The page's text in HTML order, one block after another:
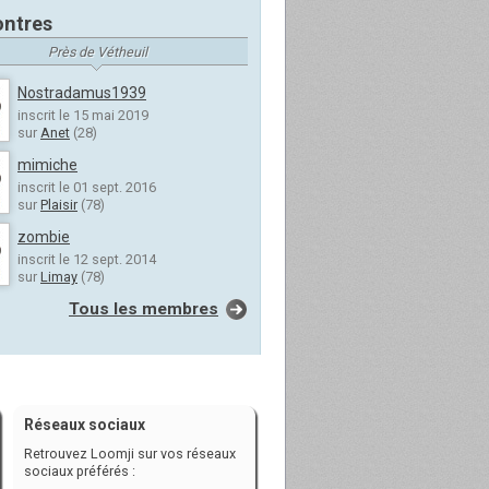
Près de Vétheuil
Nostradamus1939
inscrit le 15 mai 2019
sur Anet (28)
mimiche
inscrit le 01 sept. 2016
sur Plaisir (78)
zombie
inscrit le 12 sept. 2014
sur Limay (78)
Tous les membres
Réseaux sociaux
Retrouvez Loomji sur vos réseaux
sociaux préférés :